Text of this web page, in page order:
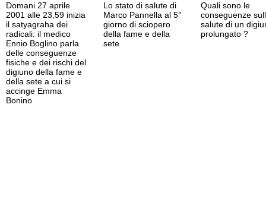
Domani 27 aprile
2001 alle 23,59 inizia
il satyagraha dei
radicali: il medico
Ennio Boglino parla
delle conseguenze
fisiche e dei rischi del
digiuno della fame e
della sete a cui si
accinge Emma
Bonino
Lo stato di salute di
Marco Pannella al 5°
giorno di sciopero
della fame e della
sete
Quali sono le
conseguenze
salute di un
prolungato ?